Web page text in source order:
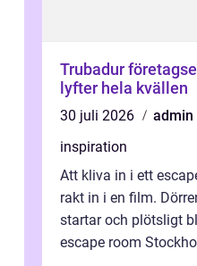
Trubadur företagsevent
lyfter hela kvällen
30 juli 2026
admin
inspiration
Att kliva in i ett
rakt in i en film.
startar och plötsligt
escape room